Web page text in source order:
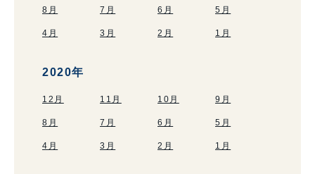
8月 7月 6月 5月
4月 3月 2月 1月
2020年
12月 11月 10月 9月
8月 7月 6月 5月
4月 3月 2月 1月